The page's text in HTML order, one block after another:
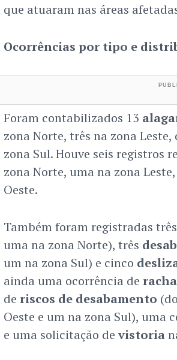
que atuaram nas áreas
Ocorrências por tipo e
Foram contabilizados 13
zona Norte, três na zona
zona Sul. Houve seis registros
zona Norte, uma na zona
Oeste.
Também foram registradas três
uma na zona Norte), três
um na zona Sul) e cinco
ainda uma ocorrência de
de riscos de desabamento
Oeste e um na zona Sul), uma
e uma solicitação devistoria